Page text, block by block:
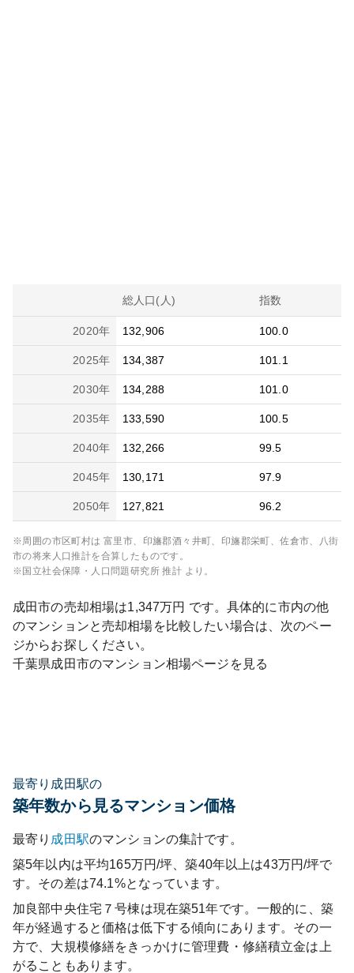
総人口(人) 指数
2020年 132,906 100.0
2025年 134,387 101.1
2030年 134,288 101.0
2035年 133,590 100.5
2040年 132,266 99.5
2045年 130,171 97.9
2050年 127,821 96.2
※周囲の市区町村は 富里市、印旛郡酒々井町、印旛郡栄町、佐倉市、八街
市の将来人口推計を合算したものです。
※国立社会保障・人口問題研究所 推計 より。
成田市の売却相場は1,347万円 です。具体的に市内の他
のマンションと売却相場を比較したい場合は、次のペー
ジからお探しください。
千葉県成田市のマンション相場ページを見る
最寄り成田駅の
築年数から見るマンション価格
最寄り 成田駅のマンションの集計です。
築5年以内は平均165万円/坪、築40年以上は43万円/坪で
す。その差は74.1%となっています。
加良部中央住宅７号棟は現在築51年です。一般的に、築
年が経過すると価格は低下する傾向にあります。その一
方で、大規模修繕をきっかけに管理費・修繕積立金は上
がることもあります。